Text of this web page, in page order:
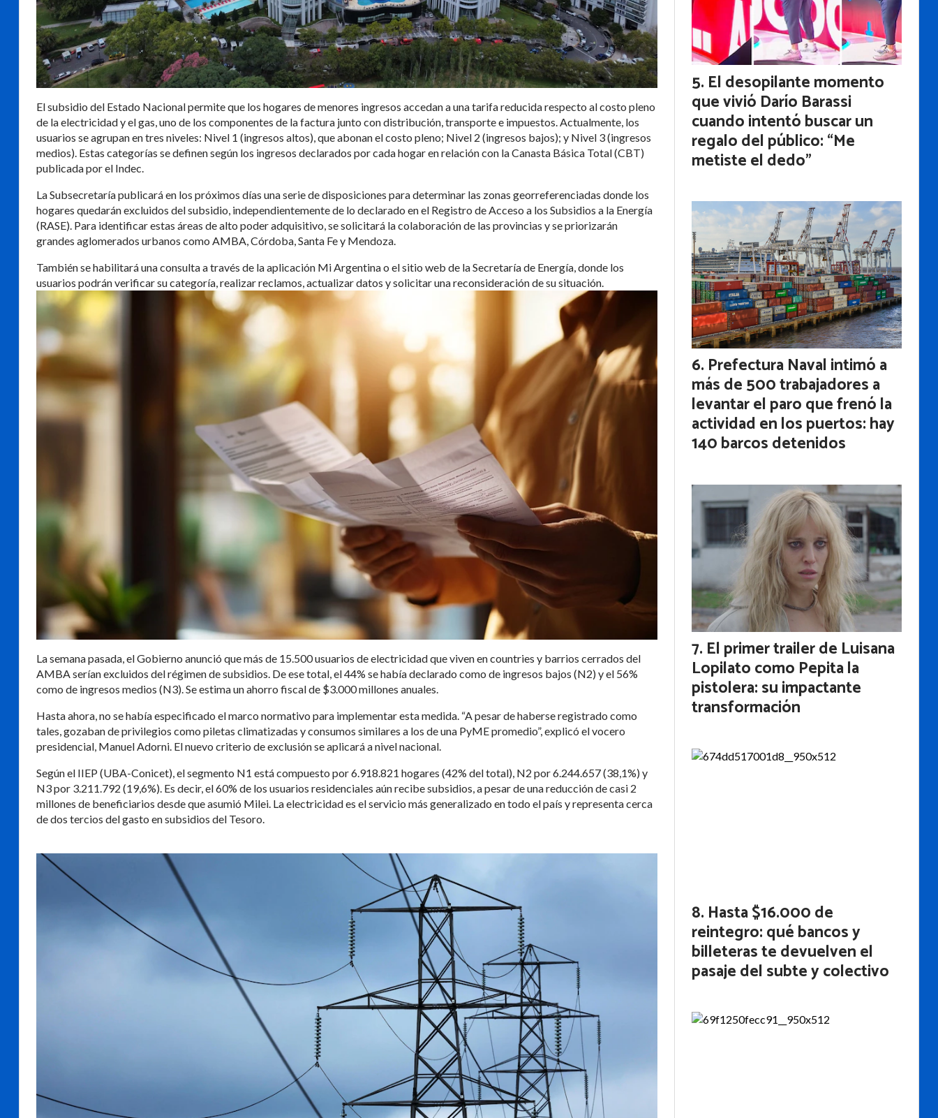
El subsidio del Estado Nacional permite que los hogares de menores ingresos accedan a una tarifa reducida respecto al costo pleno
de la electricidad y el gas, uno de los componentes de la factura junto con distribución, transporte e impuestos. Actualmente, los
usuarios se agrupan en tres niveles: Nivel 1 (ingresos altos), que abonan el costo pleno; Nivel 2 (ingresos bajos); y Nivel 3 (ingresos
medios). Estas categorías se definen según los ingresos declarados por cada hogar en relación con la Canasta Básica Total (CBT)
publicada por el Indec.
La Subsecretaría publicará en los próximos días una serie de disposiciones para determinar las zonas georreferenciadas donde los
hogares quedarán excluidos del subsidio, independientemente de lo declarado en el Registro de Acceso a los Subsidios a la Energía
(RASE). Para identificar estas áreas de alto poder adquisitivo, se solicitará la colaboración de las provincias y se priorizarán
grandes aglomerados urbanos como AMBA, Córdoba, Santa Fe y Mendoza.
También se habilitará una consulta a través de la aplicación Mi Argentina o el sitio web de la Secretaría de Energía, donde los
usuarios podrán verificar su categoría, realizar reclamos, actualizar datos y solicitar una reconsideración de su situación.
La semana pasada, el Gobierno anunció que más de 15.500 usuarios de electricidad que viven en countries y barrios cerrados del
AMBA serían excluidos del régimen de subsidios. De ese total, el 44% se había declarado como de ingresos bajos (N2) y el 56%
como de ingresos medios (N3). Se estima un ahorro fiscal de $3.000 millones anuales.
Hasta ahora, no se había especificado el marco normativo para implementar esta medida. “A pesar de haberse registrado como
tales, gozaban de privilegios como piletas climatizadas y consumos similares a los de una PyME promedio”, explicó el vocero
presidencial, Manuel Adorni. El nuevo criterio de exclusión se aplicará a nivel nacional.
Según el IIEP (UBA-Conicet), el segmento N1 está compuesto por 6.918.821 hogares (42% del total), N2 por 6.244.657 (38,1%) y
N3 por 3.211.792 (19,6%). Es decir, el 60% de los usuarios residenciales aún recibe subsidios, a pesar de una reducción de casi 2
millones de beneficiarios desde que asumió Milei. La electricidad es el servicio más generalizado en todo el país y representa cerca
de dos tercios del gasto en subsidios del Tesoro.
El desopilante momento
que vivió Darío Barassi
cuando intentó buscar un
regalo del público: “Me
metiste el dedo”
Prefectura Naval intimó a
más de 500 trabajadores a
levantar el paro que frenó la
actividad en los puertos: hay
140 barcos detenidos
El primer trailer de Luisana
Lopilato como Pepita la
pistolera: su impactante
transformación
Hasta $16.000 de
reintegro: qué bancos y
billeteras te devuelven el
pasaje del subte y colectivo